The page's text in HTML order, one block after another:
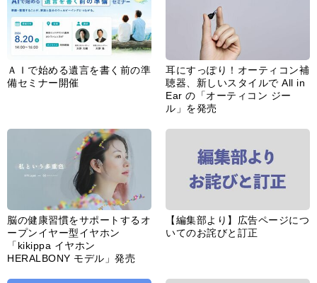
ＡＩで始める遺言を書く前の準
備セミナー開催
耳にすっぽり！オーティコン補
聴器、新しいスタイルで All in
Ear の「オーティコン ジー
ル」を発売
脳の健康習慣をサポートするオ
ープンイヤー型イヤホン
「kikippa イヤホン
HERALBONY モデル」発売
【編集部より】広告ページにつ
いてのお詫びと訂正